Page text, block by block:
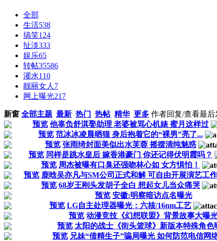
全部
生活538
搞笑124
扯淡333
娱乐65
转帖35586
灌水110
靓丽女人 7
网上曝光217
新窗 全部主题 最新 热门 热帖 精华 更多 作者回复/查看最后
预览 他辜负舒淇娶助理 老婆被骂心机婊 蜜月这样过
预览 范冰冰凌晨晒猫 身后抱着它的“裸男”亮了...
预览 张雨绮封面美似出水芙蓉 摇摆清纯魅惑
预览 同样是跳水皇后 嫁香港豪门 你还记得伏明霞吗？
预览 周杰被曝有口臭还强吻林心如 女方惧怕！
预览 鹿晗吴亦凡与SM公司正式和解 可自由开展演艺工作
预览 68岁王刚头发胡子全白 想起女儿当众痛哭
预览 安徽:明察暗访点名曝光
预览 LG自主处理器曝光：六核/16nm工艺
预览 动漫竞技《幻想联盟》背景故事大曝
预览 太阳的战士《街头篮球》新版本特殊角色
预览 兄妹“借精生子”骗局曝光 如何防范电信网